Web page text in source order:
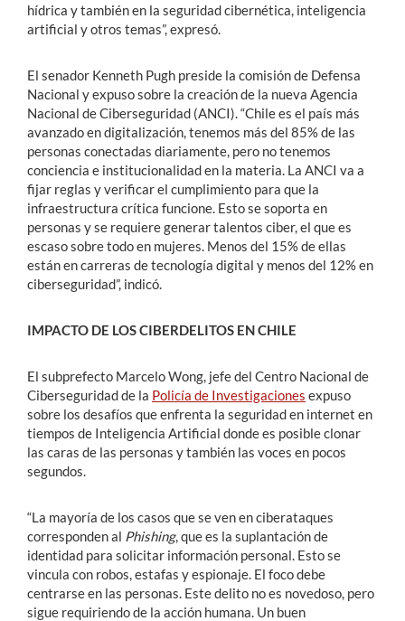
hídrica y también en la seguridad cibernética, inteligencia
artificial y otros temas”, expresó.
El senador Kenneth Pugh preside la comisión de Defensa
Nacional y expuso sobre la creación de la nueva Agencia
Nacional de Ciberseguridad (ANCI). “Chile es el país más
avanzado en digitalización, tenemos más del 85% de las
personas conectadas diariamente, pero no tenemos
conciencia e institucionalidad en la materia. La ANCI va a
fijar reglas y verificar el cumplimiento para que la
infraestructura crítica funcione. Esto se soporta en
personas y se requiere generar talentos ciber, el que es
escaso sobre todo en mujeres. Menos del 15% de ellas
están en carreras de tecnología digital y menos del 12% en
ciberseguridad”, indicó.
IMPACTO DE LOS CIBERDELITOS EN CHILE
El subprefecto Marcelo Wong, jefe del Centro Nacional de
Ciberseguridad de la Policía de Investigaciones expuso
sobre los desafíos que enfrenta la seguridad en internet en
tiempos de Inteligencia Artificial donde es posible clonar
las caras de las personas y también las voces en pocos
segundos.
“La mayoría de los casos que se ven en ciberataques
corresponden al Phishing, que es la suplantación de
identidad para solicitar información personal. Esto se
vincula con robos, estafas y espionaje. El foco debe
centrarse en las personas. Este delito no es novedoso, pero
sigue requiriendo de la acción humana. Un buen